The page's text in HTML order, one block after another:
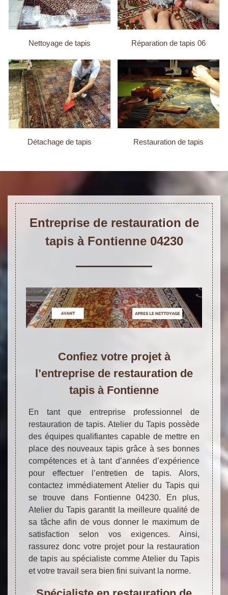
Nettoyage de tapis Réparation de tapis 06
Détachage de tapis Restauration de tapis
Entreprise de restauration de
tapis à Fontienne 04230
Confiez votre projet à
l’entreprise de restauration de
tapis à Fontienne
En tant que entreprise professionnel de
restauration de tapis. Atelier du Tapis possède
des équipes qualifiantes capable de mettre en
place des nouveaux tapis grâce à ses bonnes
compétences et à tant d’années d’expérience
pour effectuer l’entretien de tapis. Alors,
contactez immédiatement Atelier du Tapis qui
se trouve dans Fontienne 04230. En plus,
Atelier du Tapis garantit la meilleure qualité de
sa tâche afin de vous donner le maximum de
satisfaction selon vos exigences. Ainsi,
rassurez donc votre projet pour la restauration
de tapis au spécialiste comme Atelier du Tapis
et votre travail sera bien fini suivant la norme.